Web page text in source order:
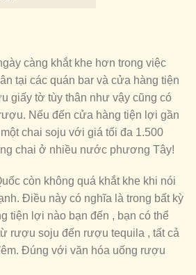
càng khắt khe hơn trong việc
tại các quán bar và cửa hàng tiện
giấy tờ tùy thân như vậy cũng có
Nếu đến cửa hàng tiện lợi gần
chai soju với giá tối đa 1.500
chai ở nhiều nước phương Tây!
còn không quá khắt khe khi nói
Điều này có nghĩa là trong bất kỳ
tiện lợi nào bạn đến , bạn có thể
rượu soju đến rượu tequila , tất cả
Đúng với văn hóa uống rượu